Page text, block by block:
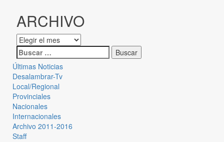
ARCHIVO
Últimas Noticias
Desalambrar-Tv
Local/Regional
Provinciales
Nacionales
Internacionales
Archivo 2011-2016
Staff